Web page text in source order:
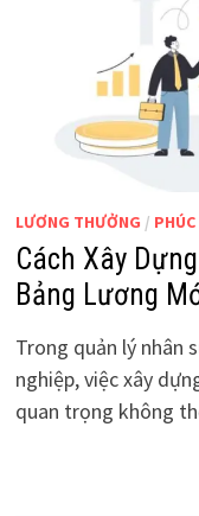
LƯƠNG THƯỞNG /
Cách Xây
Bảng Lương
Trong quản lý nhân
nghiệp, việc xây
quan trọng không